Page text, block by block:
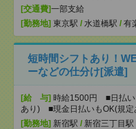
[交通費]一部支給
[勤務地] 東京駅 / 水道橋駅 / 有
短時間シフトあり！
ーなどの仕分け[派遣]
[給 与] 時給1500円 ■日払い
あり) ■現金日払いもOK(規定
[勤務地] 新宿駅 / 新宿三丁目駅